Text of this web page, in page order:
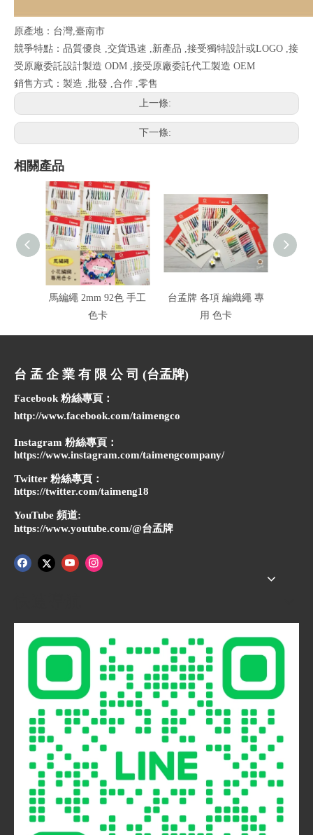
原產地：台灣,臺南市
競爭特點：品質優良 ,交貨迅速 ,新產品 ,接受獨特設計或LOGO ,接
受原廠委託設計製造 ODM ,接受原廠委託代工製造 OEM
銷售方式：製造 ,批發 ,合作 ,零售
上一條:
下一條:
相關產品
馬編繩 2mm 92色 手工
色卡
台孟牌 各項 編織繩 專
用 色卡
台 孟 企 業 有 限 公 司 (台孟牌)
Facebook 粉絲專頁：
http://www.facebook.com/taimengco
Instagram 粉絲專頁：
https://www.instagram.com/taimengcompany/
Twitter 粉絲專頁：
https://twitter.com/taimeng18
YouTube 頻道:
https://www.youtube.com/@台孟牌